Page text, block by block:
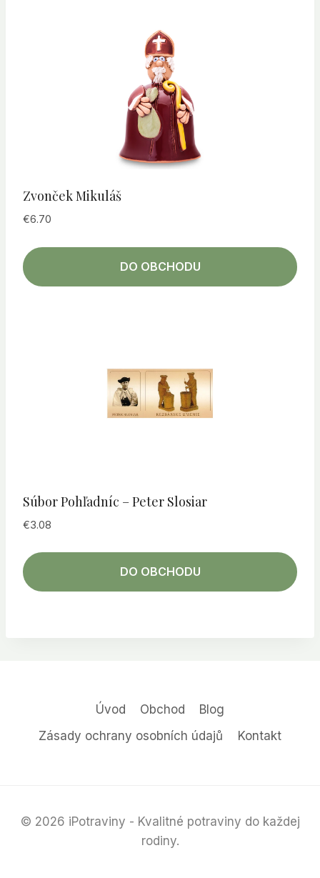
Zvonček Mikuláš
€6.70
DO OBCHODU
Súbor Pohľadníc – Peter Slosiar
€3.08
DO OBCHODU
Úvod Obchod
Blog
Zásady ochrany osobních údajů
Kontakt
© 2026 iPotraviny - Kvalitné potraviny do každej
rodiny.